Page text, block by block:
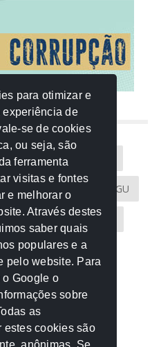
AMM
CAU-MT CGU
MPC-MT MPE-MT
PGE-MT PGR
para otimizar e
experiência de
se de cookies
ou seja, são
ferramenta
visitas e fontes
e melhorar o
Através destes
saber quais
populares e a
pelo website. Para
o Google o
sobre
as
estes cookies são